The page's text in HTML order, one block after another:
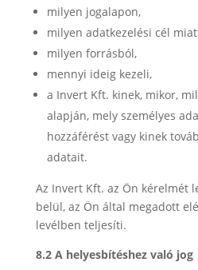
milyen jogalapon,
milyen adatkezelési cél
milyen forrásból,
mennyi ideig kezeli,
a Invert Kft. kinek, mikor,
alapján, mely személyes
hozzáférést vagy kinek
adatait.
Az Invert Kft. az Ön kérelmét
belül, az Ön által megadott
levélben teljesíti.
8.2 A helyesbítéshez való jog